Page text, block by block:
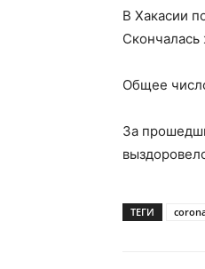
В Хакасии
Общее
За
ТЕГИ